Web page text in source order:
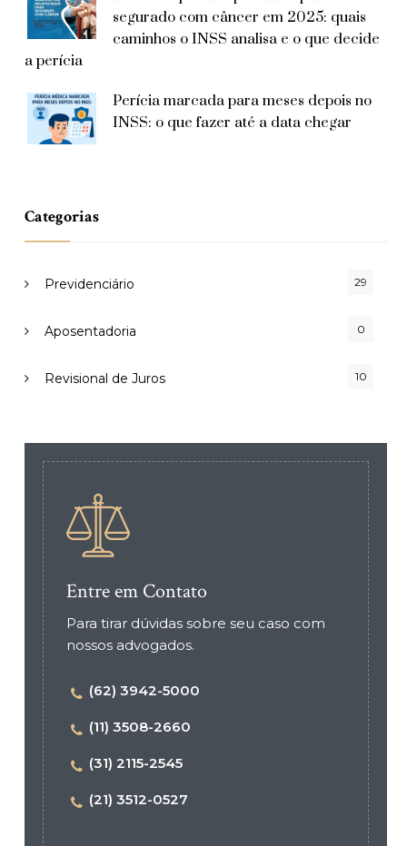
segurado com câncer em 2025: quais
caminhos o INSS analisa e o que decide
a perícia
Perícia marcada para meses depois no
INSS: o que fazer até a data chegar
Categorias
Previdenciário 29
Aposentadoria 0
Revisional de Juros 10
Entre em Contato
Para tirar dúvidas sobre seu caso com
nossos advogados.
(62) 3942-5000
(11) 3508-2660
(31) 2115-2545
(21) 3512-0527